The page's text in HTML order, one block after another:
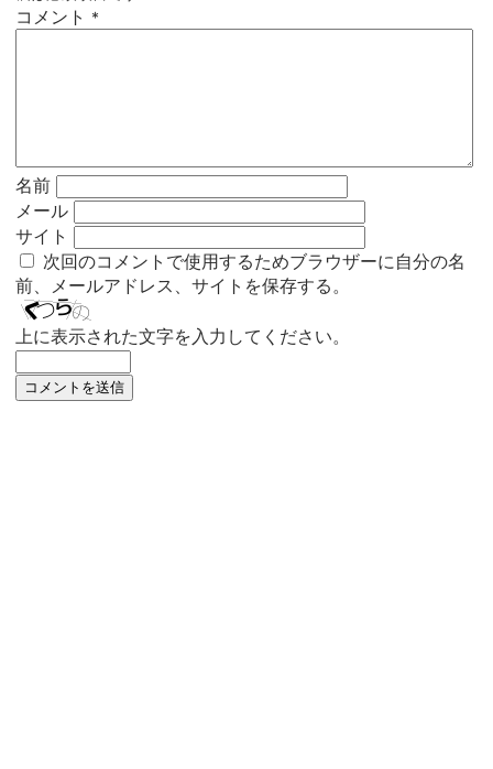
コメント *
名前
メール
サイト
次回のコメントで使用するためブラウザーに自分の名
前、メールアドレス、サイトを保存する。
上に表示された文字を入力してください。